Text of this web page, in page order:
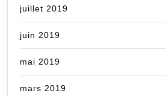
juillet 2019
juin 2019
mai 2019
mars 2019